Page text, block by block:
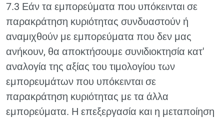
7.3 Εάν τα εμπορεύματα που υπόκεινται σε
παρακράτηση κυριότητας συνδυαστούν ή
αναμιχθούν με εμπορεύματα που δεν μας
ανήκουν, θα αποκτήσουμε συνιδιοκτησία κατ'
αναλογία της αξίας του τιμολογίου των
εμπορευμάτων που υπόκεινται σε
παρακράτηση κυριότητας με τα άλλα
εμπορεύματα. Η επεξεργασία και η μεταποίηση